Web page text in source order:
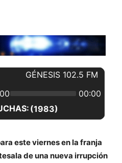
este viernes en la franja
de una nueva irrupción